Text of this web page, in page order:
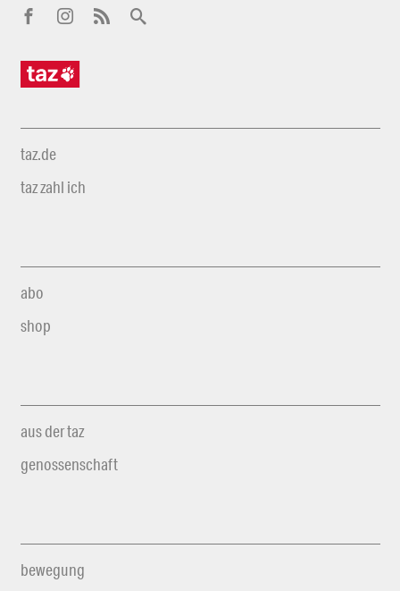
taz.de
taz zahl ich
abo
shop
aus der taz
genossenschaft
bewegung